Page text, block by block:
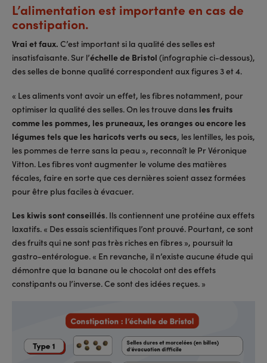
L’alimentation est importante en cas de
constipation.
Vrai et faux. C’est important si la qualité des selles est
insatisfaisante. Sur l’échelle de Bristol (infographie ci-dessous),
des selles de bonne qualité correspondent aux figures 3 et 4.
« Les aliments vont avoir un effet, les fibres notamment, pour
optimiser la qualité des selles. On les trouve dans les fruits
comme les pommes, les pruneaux, les oranges ou encore les
légumes tels que les haricots verts ou secs, les lentilles, les pois,
les pommes de terre sans la peau », reconnaît le Pr Véronique
Vitton. Les fibres vont augmenter le volume des matières
fécales, faire en sorte que ces dernières soient assez formées
pour être plus faciles à évacuer.
Les kiwis sont conseillés. Ils contiennent une protéine aux effets
laxatifs. « Des essais scientifiques l’ont prouvé. Pourtant, ce sont
des fruits qui ne sont pas très riches en fibres », poursuit la
gastro-entérologue. « En revanche, il n’existe aucune étude qui
démontre que la banane ou le chocolat ont des effets
constipants ou l’inverse. Ce sont des idées reçues. »